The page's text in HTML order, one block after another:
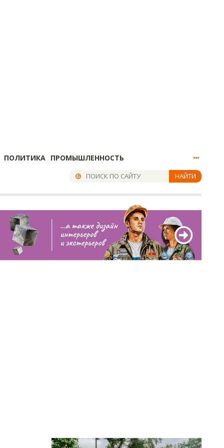
ПОЛИТИКА ПРОМЫШЛЕННОСТЬ
НАЙТИ